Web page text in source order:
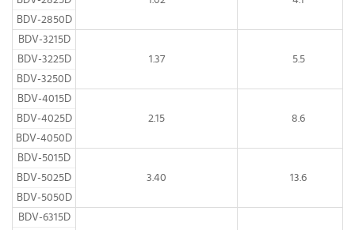
BDV-2850D
BDV-3215D
BDV-3225D
BDV-3250D
1.37 5.5
BDV-4015D
BDV-4025D
BDV-4050D
2.15 8.6
BDV-5015D
BDV-5025D
BDV-5050D
3.40 13.6
BDV-6315D